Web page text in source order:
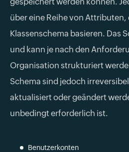
über eine Reihe von Attributen,
Klassenschema basieren. Das
und kann je nach den
Organisation strukturiert
Schema sind jedoch
aktualisiert oder geändert
unbedingt erforderlich ist.
Benutzerkonten